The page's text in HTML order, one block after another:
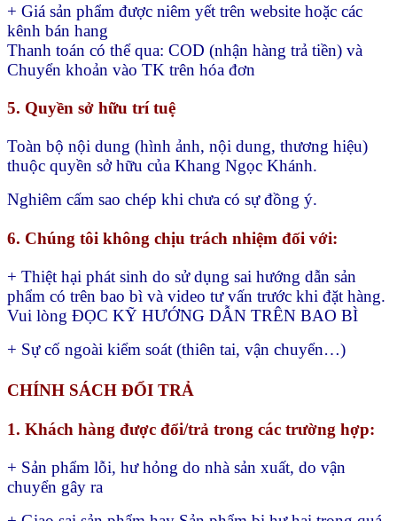
+ Giá sản phẩm được niêm yết trên website hoặc các
kênh bán hang
Thanh toán có thể qua: COD (nhận hàng trả tiền) và
Chuyển khoản vào TK trên hóa đơn
5. Quyền sở hữu trí tuệ
Toàn bộ nội dung (hình ảnh, nội dung, thương hiệu)
thuộc quyền sở hữu của Khang Ngọc Khánh.
Nghiêm cấm sao chép khi chưa có sự đồng ý.
6. Chúng tôi không chịu trách nhiệm đối với:
+ Thiệt hại phát sinh do sử dụng sai hướng dẫn sản
phẩm có trên bao bì và video tư vấn trước khi đặt hàng.
Vui lòng ĐỌC KỸ HƯỚNG DẪN TRÊN BAO BÌ
+ Sự cố ngoài kiểm soát (thiên tai, vận chuyển…)
CHÍNH SÁCH ĐỔI TRẢ
1. Khách hàng được đổi/trả trong các trường hợp:
+ Sản phẩm lỗi, hư hỏng do nhà sản xuất, do vận
chuyển gây ra